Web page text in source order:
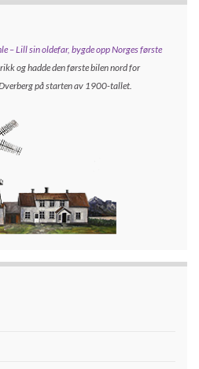
– Lill sin oldefar, bygde oppNorges første
og hadde den første bilen nord for
på starten av 1900-tallet.